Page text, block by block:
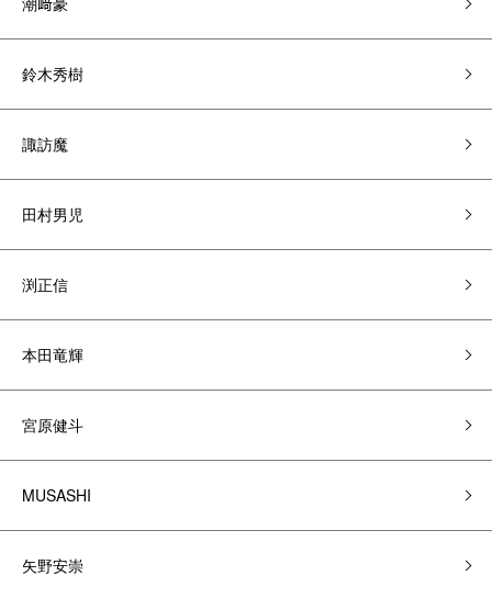
鈴木秀樹
諏訪魔
田村男児
渕正信
本田竜輝
宮原健斗
MUSASHI
矢野安崇